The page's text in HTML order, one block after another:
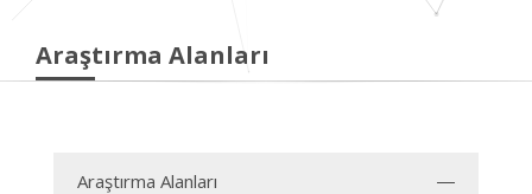
Araştırma Alanları
Araştırma Alanları